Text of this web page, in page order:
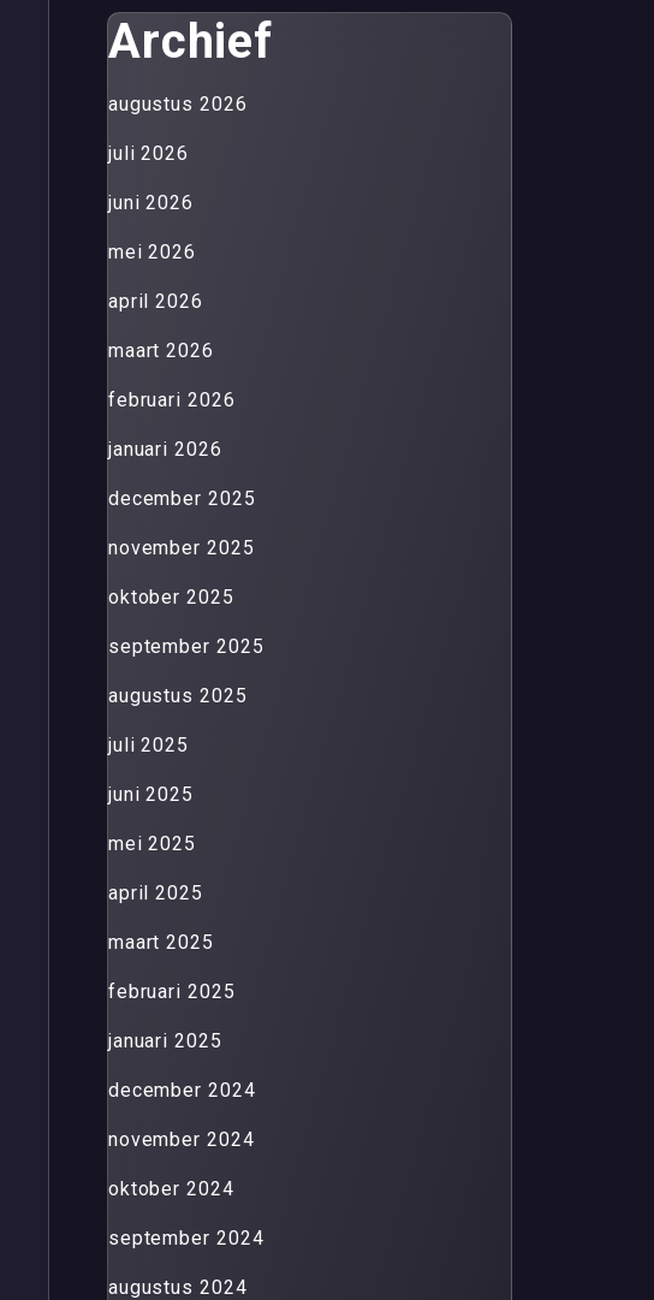
Archief
augustus 2026
juli 2026
juni 2026
mei 2026
april 2026
maart 2026
februari 2026
januari 2026
december 2025
november 2025
oktober 2025
september 2025
augustus 2025
juli 2025
juni 2025
mei 2025
april 2025
maart 2025
februari 2025
januari 2025
december 2024
november 2024
oktober 2024
september 2024
augustus 2024